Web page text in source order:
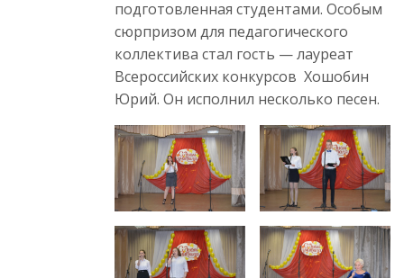
подготовленная студентами. Особым
сюрпризом для педагогического
коллектива стал гость — лауреат
Всероссийских конкурсов Хошобин
Юрий. Он исполнил несколько песен.